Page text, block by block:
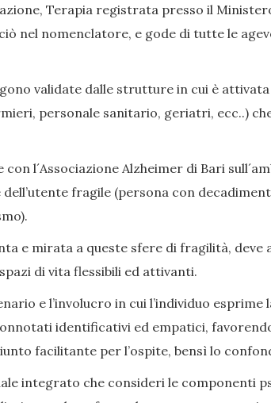
Terapia registrata presso il
nel nomenclatore, e gode di tutte le
validate dalle strutture in cui è
personale sanitario, geriatri, ecc..)
l´Associazione Alzheimer di Bari
fragile (persona con
e mirata a queste sfere di fragilità,
di vita flessibili ed attivanti.
e l’involucro in cui l’individuo
identificativi ed empatici,
facilitante per l’ospite, bensì lo
integrato che consideri le componenti